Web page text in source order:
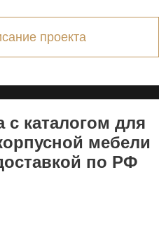
проекта
с каталогом для
мебели
по РФ